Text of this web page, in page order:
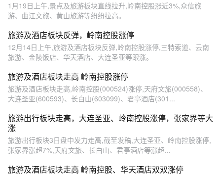
1月19日上午,景点及旅游板块直线拉升,岭南控股涨近3%,众信旅
游、曲江文旅、黄山旅游等纷纷拉高。
旅游及酒店板块反弹，岭南控股涨停
12月14日上午,旅游及酒店板块反弹,岭南控股涨停,三特索道、云南
旅游、金陵饭店、华天酒店、大连圣亚等跟涨。
旅游及酒店板块走高 岭南控股涨停
旅游及酒店板块走高,岭南控股(000524)涨停,天府文旅(000558)、
大连圣亚(600593)、长白山(603099)、君亭酒店(301...
旅游出行板块走高，大连圣亚、岭南控股涨停，张家界等大
涨
旅游出行板块3日盘中发力走高,截至发稿,大连圣亚、岭南控股涨停,
张家界涨超7%,天府文旅、长白山、君亭酒店等涨超...
旅游及酒店板块走高 岭南控股、华天酒店双双涨停